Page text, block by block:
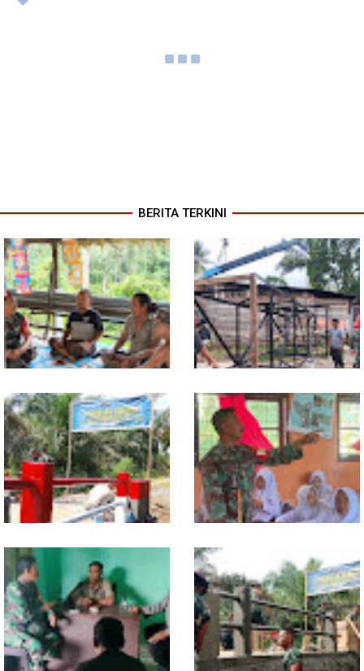
BERITA TERKINI
Warung Kopi Jadi Ruang
Komsos, Babinsa Ajak Warga
Jaga Keamanan Lingkungan
Program TNI AD Manunggal Air
Masuki Tahap Pendirian Tower
Polytank di Simpang Kiri
Sentuhan Akhir Jembatan
Garuda Dikebut, Kodim 0118
Optimistis Tepat Waktu
Babinsa Tanamkan Nilai
Pancasila dan Cinta Tanah Air
kepada Siswa SMP